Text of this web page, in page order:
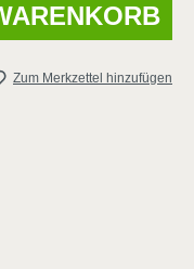
Zum Merkzettel hinzufügen